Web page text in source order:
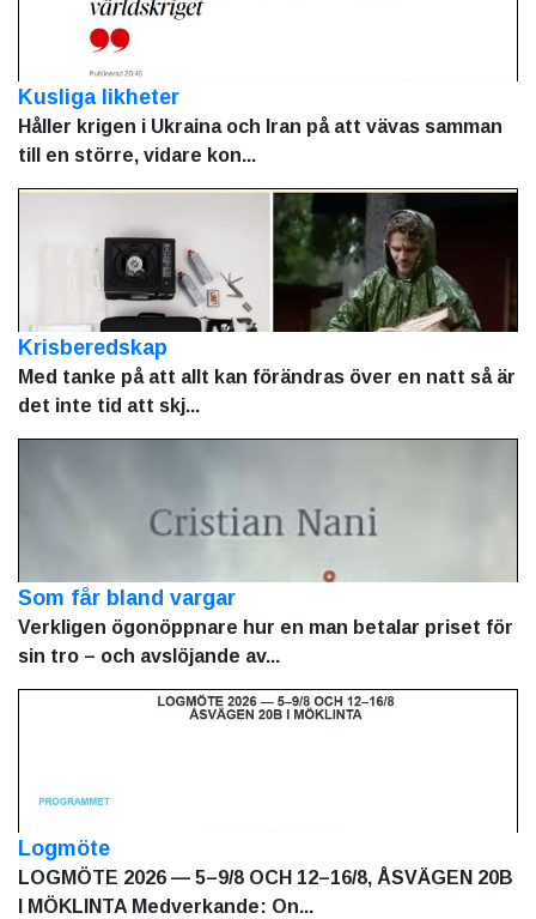
Kusliga likheter
Håller krigen i Ukraina och Iran på att vävas samman
till en större, vidare kon...
Krisberedskap
Med tanke på att allt kan förändras över en natt så är
det inte tid att skj...
Som får bland vargar
Verkligen ögonöppnare hur en man betalar priset för
sin tro – och avslöjande av...
Logmöte
LOGMÖTE 2026 — 5–9/8 OCH 12–16/8, ÅSVÄGEN 20B
I MÖKLINTA Medverkande: On...